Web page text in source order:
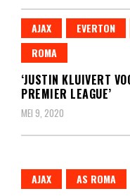
AJAX EVERTON
ROMA
‘JUSTIN KLUIVERT
PREMIER LEAGUE’
MEI 9, 2020
AJAX AS ROMA